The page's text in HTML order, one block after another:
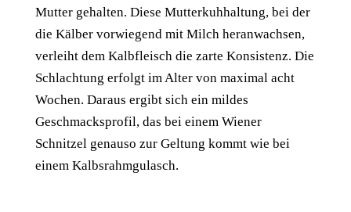
Mutter gehalten. Diese Mutterkuhhaltung, bei der
die Kälber vorwiegend mit Milch heranwachsen,
verleiht dem Kalbfleisch die zarte Konsistenz. Die
Schlachtung erfolgt im Alter von maximal acht
Wochen. Daraus ergibt sich ein mildes
Geschmacksprofil, das bei einem Wiener
Schnitzel genauso zur Geltung kommt wie bei
einem Kalbsrahmgulasch.